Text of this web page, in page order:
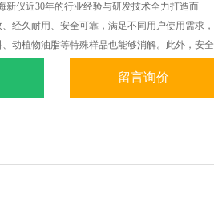
新仪近30年的行业经验与研发技术全力打造而
经久耐用、安全可靠，满足不同用户使用需求，
动植物油脂等特殊样品也能够消解。此外，安全
仪器性能与产品品质的更高追求。
留言询价